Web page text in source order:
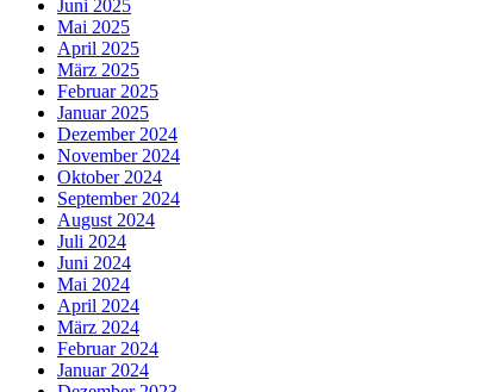
Juni 2025
Mai 2025
April 2025
März 2025
Februar 2025
Januar 2025
Dezember 2024
November 2024
Oktober 2024
September 2024
August 2024
Juli 2024
Juni 2024
Mai 2024
April 2024
März 2024
Februar 2024
Januar 2024